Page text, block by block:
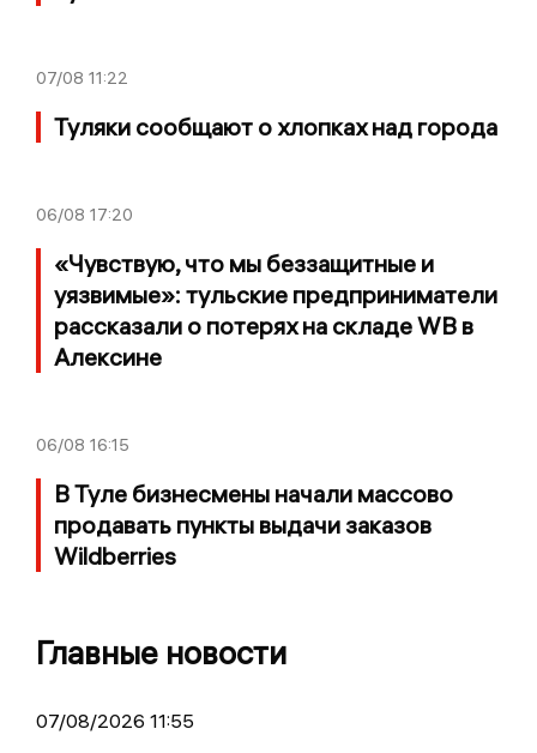
07/08 11:22
Туляки сообщают о хлопках над города
06/08 17:20
«Чувствую, что мы беззащитные и
уязвимые»: тульские предприниматели
рассказали о потерях на складе WB в
Алексине
06/08 16:15
В Туле бизнесмены начали массово
продавать пункты выдачи заказов
Wildberries
Главные новости
07/08/2026 11:55